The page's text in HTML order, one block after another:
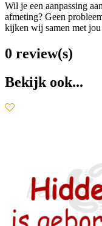
Wil je een aanpassing
afmeting? Geen
kijken wij samen met
0 review(s)
Bekijk ook...